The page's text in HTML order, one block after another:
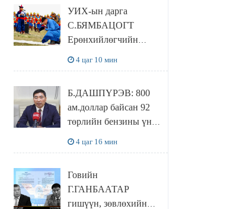
байхгүй, орон сууц ч
байхгүй хаана
амьдрахаа мэдэхгүй
явж байна
УИХ-ын дарга
С.БЯМБАЦОГТ
Ерөнхийлөгчийн
Сутай хайрханы
тахилгад оролцжээ
4 цаг 10 мин
Б.ДАШПҮРЭВ: 800
ам.доллар байсан 92
төрлийн бензины үнэ
4 цаг 16 мин
Говийн
Г.ГАНБААТАР
гишүүн, зөвлөхийн